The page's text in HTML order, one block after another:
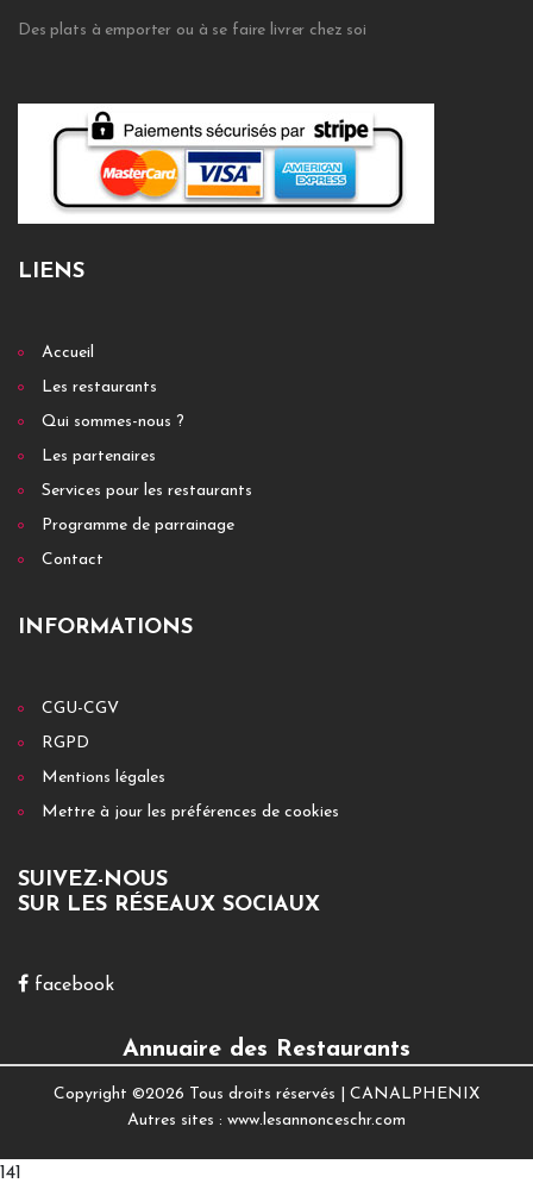
Des plats à emporter ou à se faire livrer chez soi
LIENS
Accueil
Les restaurants
Qui sommes-nous ?
Les partenaires
Services pour les restaurants
Programme de parrainage
Contact
INFORMATIONS
CGU-CGV
RGPD
Mentions légales
Mettre à jour les préférences de cookies
SUIVEZ-NOUS
SUR LES RÉSEAUX SOCIAUX
facebook
Annuaire des Restaurants
Copyright ©2026 Tous droits réservés | CANALPHENIX
Autres sites : www.lesannonceschr.com
141